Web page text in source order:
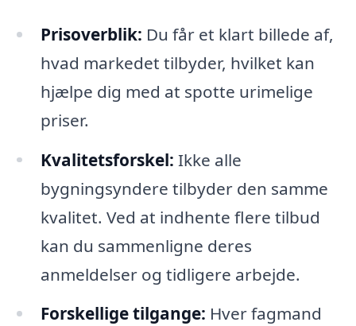
Prisoverblik: Du får et klart billede af,
hvad markedet tilbyder, hvilket kan
hjælpe dig med at spotte urimelige
priser.
Kvalitetsforskel: Ikke alle
bygningsyndere tilbyder den samme
kvalitet. Ved at indhente flere tilbud
kan du sammenligne deres
anmeldelser og tidligere arbejde.
Forskellige tilgange: Hver fagmand